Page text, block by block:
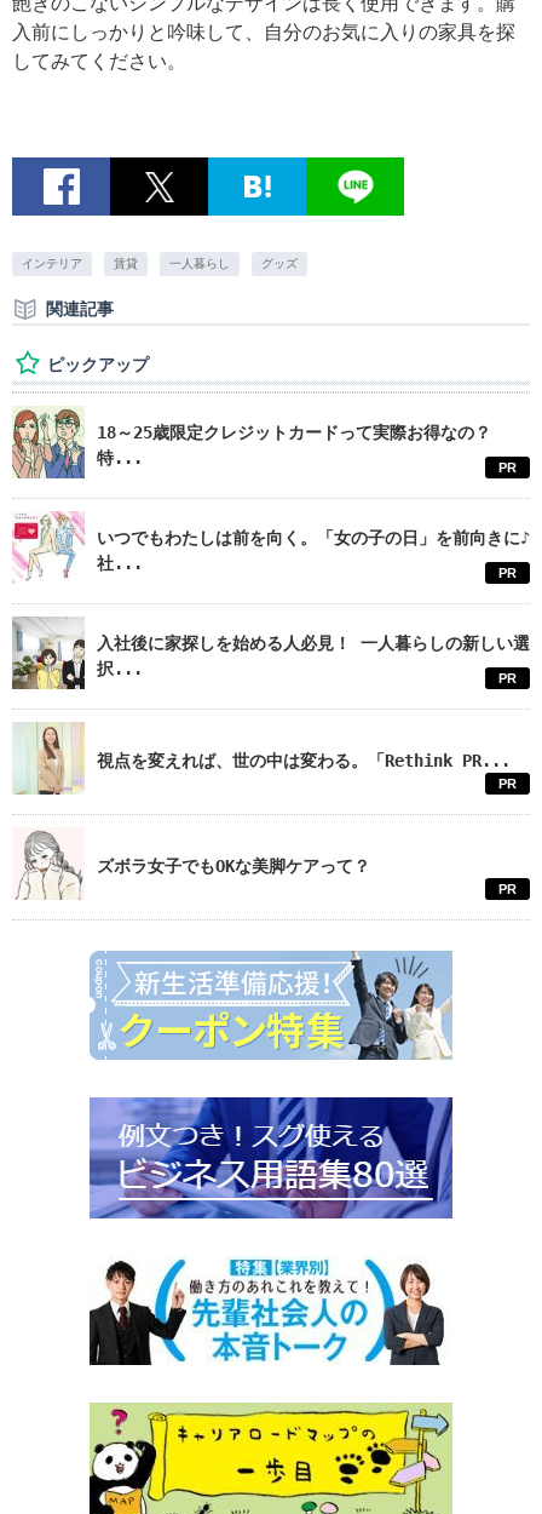
入前にしっかりと吟味して、自分のお気に入りの家具を探
してみてください。
インテリア 賃貸 一人暮らし グッズ
関連記事
ピックアップ
18～25歳限定クレジットカードって実際お得なの？
特...
PR
いつでもわたしは前を向く。「女の子の日」を前向きに♪
社...
PR
入社後に家探しを始める人必見！ 一人暮らしの新しい選
択...
PR
視点を変えれば、世の中は変わる。「Rethink PR...
PR
ズボラ女子でもOKな美脚ケアって？
PR